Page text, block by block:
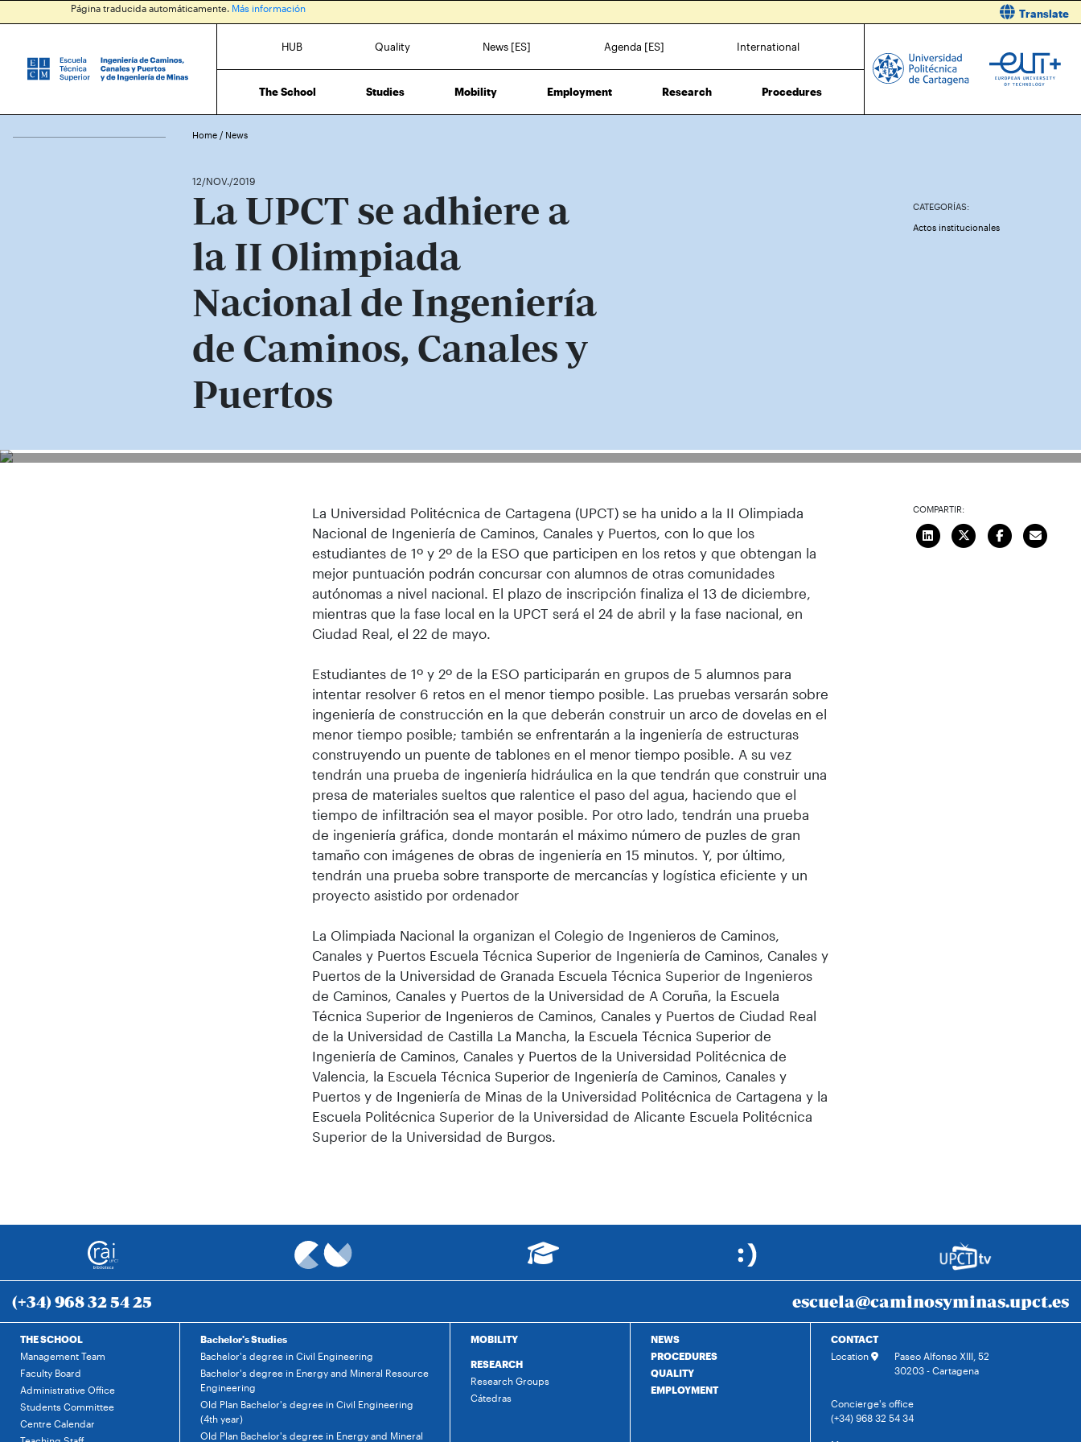
Página traducida automáticamente. Más información Translate
HUB Quality News [ES] Agenda [ES] International
The School Studies Mobility Employment Research Procedures
Home / News
12/NOV./2019
La UPCT se adhiere a
la II Olimpiada
Nacional de Ingeniería
de Caminos, Canales y
Puertos
CATEGORÍAS:
Actos institucionales
La Universidad Politécnica de Cartagena (UPCT) se ha unido a la II Olimpiada
Nacional de Ingeniería de Caminos, Canales y Puertos, con lo que los
estudiantes de 1º y 2º de la ESO que participen en los retos y que obtengan la
mejor puntuación podrán concursar con alumnos de otras comunidades
autónomas a nivel nacional. El plazo de inscripción finaliza el 13 de diciembre,
mientras que la fase local en la UPCT será el 24 de abril y la fase nacional, en
Ciudad Real, el 22 de mayo.
Estudiantes de 1º y 2º de la ESO participarán en grupos de 5 alumnos para
intentar resolver 6 retos en el menor tiempo posible. Las pruebas versarán sobre
ingeniería de construcción en la que deberán construir un arco de dovelas en el
menor tiempo posible; también se enfrentarán a la ingeniería de estructuras
construyendo un puente de tablones en el menor tiempo posible. A su vez
tendrán una prueba de ingeniería hidráulica en la que tendrán que construir una
presa de materiales sueltos que ralentice el paso del agua, haciendo que el
tiempo de infiltración sea el mayor posible. Por otro lado, tendrán una prueba
de ingeniería gráfica, donde montarán el máximo número de puzles de gran
tamaño con imágenes de obras de ingeniería en 15 minutos. Y, por último,
tendrán una prueba sobre transporte de mercancías y logística eficiente y un
proyecto asistido por ordenador
La Olimpiada Nacional la organizan el Colegio de Ingenieros de Caminos,
Canales y Puertos Escuela Técnica Superior de Ingeniería de Caminos, Canales y
Puertos de la Universidad de Granada Escuela Técnica Superior de Ingenieros
de Caminos, Canales y Puertos de la Universidad de A Coruña, la Escuela
Técnica Superior de Ingenieros de Caminos, Canales y Puertos de Ciudad Real
de la Universidad de Castilla La Mancha, la Escuela Técnica Superior de
Ingeniería de Caminos, Canales y Puertos de la Universidad Politécnica de
Valencia, la Escuela Técnica Superior de Ingeniería de Caminos, Canales y
Puertos y de Ingeniería de Minas de la Universidad Politécnica de Cartagena y la
Escuela Politécnica Superior de la Universidad de Alicante Escuela Politécnica
Superior de la Universidad de Burgos.
COMPARTIR:
(+34) 968 32 54 25 escuela@caminosyminas.upct.es
THE SCHOOL
Management Team
Faculty Board
Administrative Office
Students Committee
Centre Calendar
Bachelor's Studies
Bachelor's degree in Civil Engineering
Bachelor's degree in Energy and Mineral Resource
Engineering
Old Plan Bachelor's degree in Civil Engineering
(4th year)
Old Plan Bachelor's degree in Energy and Mineral
MOBILITY
RESEARCH
Research Groups
Cátedras
NEWS
PROCEDURES
QUALITY
EMPLOYMENT
CONTACT
Location
Paseo Alfonso XIII, 52
30203 - Cartagena
Concierge's office
(+34) 968 32 54 34